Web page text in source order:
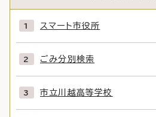
スマート市役所
ごみ分別検索
市立川越高等学校